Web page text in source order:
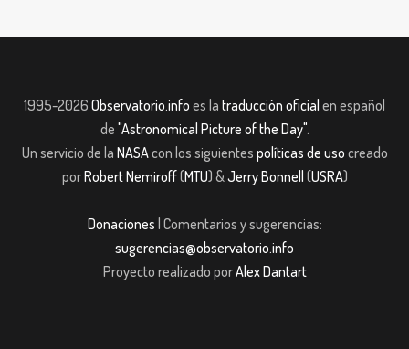
1995-2026 Observatorio.info es la traducción oficial en español
de "Astronomical Picture of the Day".
Un servicio de la NASAcon los siguientes políticas de uso creado
porRobert Nemiroff(MTU) &Jerry Bonnell (USRA)
Donaciones | Comentarios y sugerencias:
sugerencias@observatorio.info
Proyecto realizado porAlex Dantart